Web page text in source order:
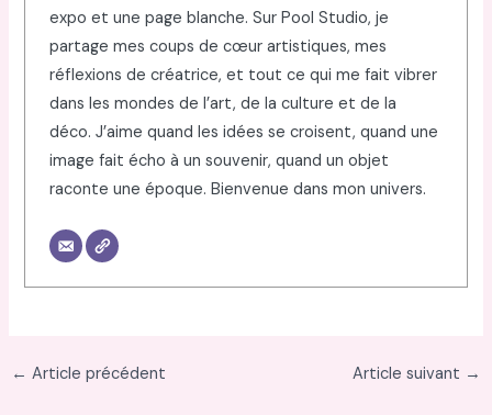
expo et une page blanche. Sur Pool Studio, je
partage mes coups de cœur artistiques, mes
réflexions de créatrice, et tout ce qui me fait vibrer
dans les mondes de l’art, de la culture et de la
déco. J’aime quand les idées se croisent, quand une
image fait écho à un souvenir, quand un objet
raconte une époque. Bienvenue dans mon univers.
← Article précédent Article suivant →